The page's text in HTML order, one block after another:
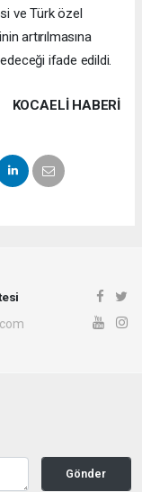
ve Türk özel
artırılmasına
ifade edildi.
KOCAELI HABERİ
Gönder